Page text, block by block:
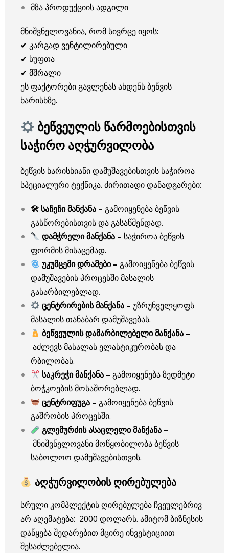
მზა პროდუქციის ადგილი
მნიშვნელოვანია, რომ სივრცე იყოს:
✔ კარგად ვენტილირებული
✔ სუფთა
✔ მშრალი
ეს ფაქტორები გავლენას ახდენს ბეწვის
ხარისხზე.
ბეწვეულის წარმოებისთვის
საჭირო აღჭურვილობა
ბეწვის ხარისხიანი დამუშავებისთვის საჭიროა
სპეციალური ტექნიკა. ძირითადი დანადგარები:
🛠 საჩეჩი მანქანა – გამოიყენება ბეწვის
გასწორებისთვის და გასაწმენდად.
დამჭრელი მანქანა – საჭიროა ბეწვის
ფორმის მისაცემად.
უკუმცემი დრამები –გამოიყენება ბეწვის
დამუშავების პროცესში მასალის
გასარბილებლად.
ცენტრირების მანქანა –უზრუნველყოფს
მასალის თანაბარ დამუშავებას.
ბეწვეულის დამარბილებელი მანქანა –
აძლევს მასალას ელასტიკურობას და
რბილობას.
საკრეჭი მანქანა –გამოიყენება ზედმეტი
ბოჭკოების მოსაშორებლად.
ცენტრიფუგა –გამოიყენება ბეწვის
გაშრობის პროცესში.
გლემურძის ასაცლელი მანქანა –
მნიშვნელოვანი მოწყობილობა ბეწვის
საბოლოო დამუშავებისთვის.
აღჭურვილობის ღირებულება
სრული კომპლექტის ღირებულება ჩვეულებრივ
არ აღემატება: 2000 დოლარს. ამიტომ ბიზნესის
დაწყება შედარებით მცირე ინვესტიციით
შესაძლებელია.